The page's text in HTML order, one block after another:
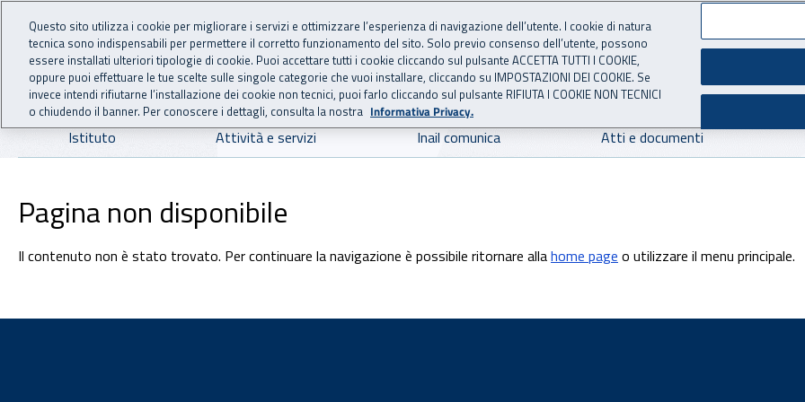
Vai al menu principale
Vai al contenuto principale
INAIL - Istituto Nazionale per l'Assicurazione
Navigazione principale
Istituto Attività e servizi Inail comunica Atti e documenti
Pagina non disponibile
Il contenuto non è stato trovato. Per continuare la navigazione è possibile ritornare allahome page o utilizzare il menu principale.
Questo sito utilizza i cookie per migliorare i servizi e ottimizzare l’esperienza di navigazione dell’utente. I cookie di natura
tecnica sono indispensabili per permettere il corretto funzionamento del sito. Solo previo consenso dell’utente, possono
essere installati ulteriori tipologie di cookie. Puoi accettare tutti i cookie cliccando sul pulsante ACCETTA TUTTI I COOKIE,
oppure puoi effettuare le tue scelte sulle singole categorie che vuoi installare, cliccando su IMPOSTAZIONI DEI COOKIE. Se
invece intendi rifiutarne l’installazione dei cookie non tecnici, puoi farlo cliccando sul pulsante RIFIUTA I COOKIE NON TECNICI
o chiudendo il banner. Per conoscere i dettagli, consulta la nostra Informativa Privacy.